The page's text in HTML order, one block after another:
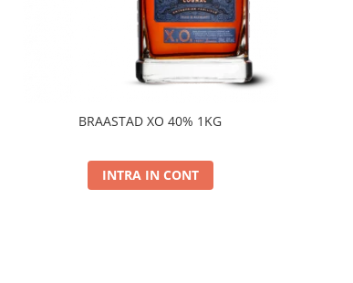
BRAASTAD XO 40% 1KG
INTRA IN CONT